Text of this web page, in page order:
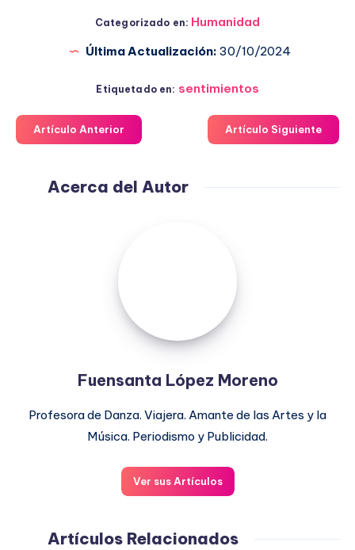
Categorizado en: Humanidad
Última Actualización: 30/10/2024
Etiquetado en: sentimientos
Artículo Anterior Artículo Siguiente
Acerca del Autor
Fuensanta López Moreno
Profesora de Danza. Viajera. Amante de las Artes y la
Música. Periodismo y Publicidad.
Ver sus Artículos
Artículos Relacionados